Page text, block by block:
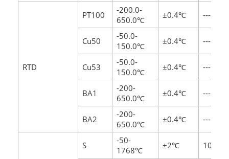
RTD
PT100
-200.0-
650.0℃
±0.4℃ ---
Cu50
-50.0-
150.0℃
±0.4℃ ---
Cu53
-50.0-
150.0℃
±0.4℃ ---
BA1
-200-
650.0℃
±0.4℃ ---
BA2
-200-
650.0℃
±0.4℃ ---
S
-50-
1768℃
±2℃ 10MΩ